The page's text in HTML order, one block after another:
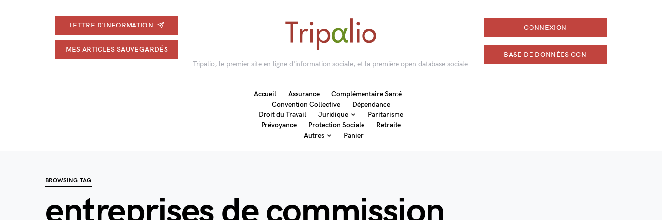
LETTRE D'INFORMATION
MES ARTICLES SAUVEGARDÉS
Tripalio, le premier site en ligne d'information sociale, et la première open database sociale.
CONNEXION
BASE DE DONNÉES CCN
Accueil Assurance
Complémentaire Santé
Convention Collective
Dépendance
Droit du Travail
Juridique
Paritarisme
Prévoyance
Protection Sociale
Retraite
Autres
Panier
BROWSING TAG